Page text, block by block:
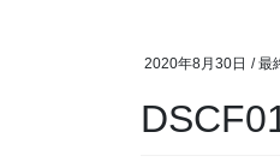
2020年8月30日 / 最